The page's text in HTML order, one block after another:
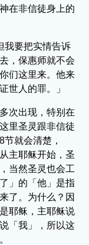
在非信徒身上的
我要把实情告诉
，保惠师就不会
们这里来。他来
世人的罪。」
次出现，特别在
里圣灵跟非信徒
就会清楚，
主耶稣开始，圣
当然圣灵也会工
」的「他」是指
了。为什么？因
耶稣，主耶稣说
「我」，所以这